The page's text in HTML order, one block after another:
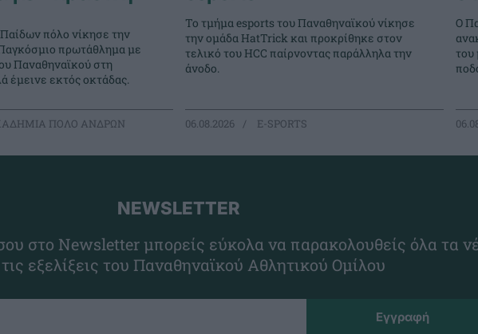
πόλο νίκησε την
πρωτάθλημα με
Παναθηναϊκού στη
έμεινε εκτός οκτάδας.
ΠΟΛΟ ΑΝΔΡΩΝ
Το τμήμα esports του Παναθηναϊκού νίκησε
την ομάδα HatTrick και προκρίθηκε στον
τελικό του HCC παίρνοντας παράλληλα την
άνοδο.
06.08.2026 E-SPORTS
Ο
του
NEWSLETTER
στο Newsletter μπορείς εύκολα να παρακολουθείς όλα τα
εξελίξεις του Παναθηναϊκού Αθλητικού Ομίλου